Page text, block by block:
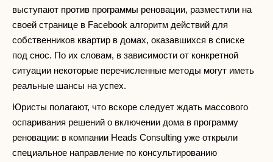
выступают против программы реновации, разместили на
своей странице в Facebook алгоритм действий для
собственников квартир в домах, оказавшихся в списке
под снос. По их словам, в зависимости от конкретной
ситуации некоторые перечисленные методы могут иметь
реальные шансы на успех.
Юристы полагают, что вскоре следует ждать массового
оспаривания решений о включении дома в программу
реновации: в компании Heads Consulting уже открыли
специальное направление по консультированию